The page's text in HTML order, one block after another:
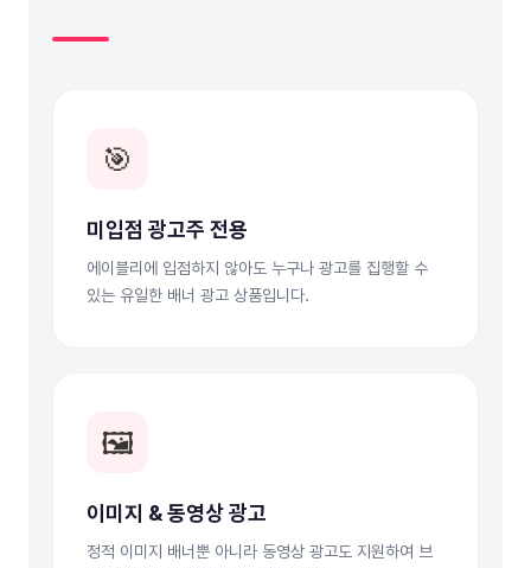
🎯
미입점 광고주 전용
에이블리에 입점하지 않아도 누구나 광고를 집행할 수
있는 유일한 배너 광고 상품입니다.
🖼️
이미지 & 동영상 광고
정적 이미지 배너뿐 아니라 동영상 광고도 지원하여 브